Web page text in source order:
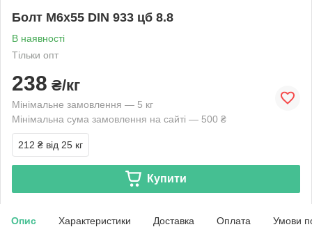
Болт М6х55 DIN 933 цб 8.8
В наявності
Тільки опт
238 ₴/кг
Мінімальне замовлення — 5 кг
Мінімальна сума замовлення на сайті — 500 ₴
212 ₴ від 25 кг
Купити
Опис Характеристики Доставка Оплата Умови